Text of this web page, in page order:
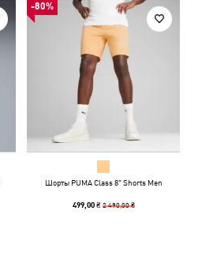
-80%
Шорты PUMA Class 8" Shorts Men
499,00 ₴ 2 490,00 ₴